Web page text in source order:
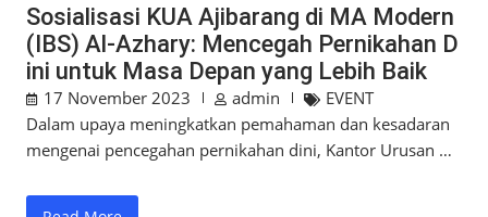
Sosialisasi KUA Ajibarang di MA Modern
(IBS) Al-Azhary: Mencegah Pernikahan D
ini untuk Masa Depan yang Lebih Baik
17 November 2023 admin
EVENT
Dalam upaya meningkatkan pemahaman dan kesadaran
mengenai pencegahan pernikahan dini, Kantor Urusan …